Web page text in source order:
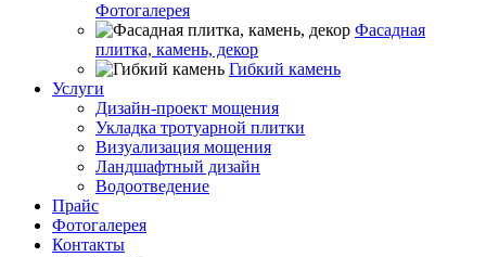
Фотогалерея
Фасадная
плитка, камень, декор
Гибкий камень
Услуги
Дизайн-проект мощения
Укладка тротуарной плитки
Визуализация мощения
Ландшафтный дизайн
Водоотведение
Прайс
Фотогалерея
Контакты